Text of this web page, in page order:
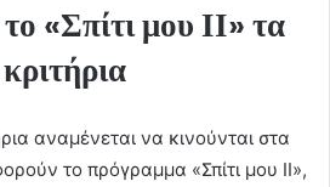
«Σπίτι μου ΙΙ» τα
αναμένεται να κινούνται στα
το πρόγραμμα «Σπίτι μου ΙΙ»,